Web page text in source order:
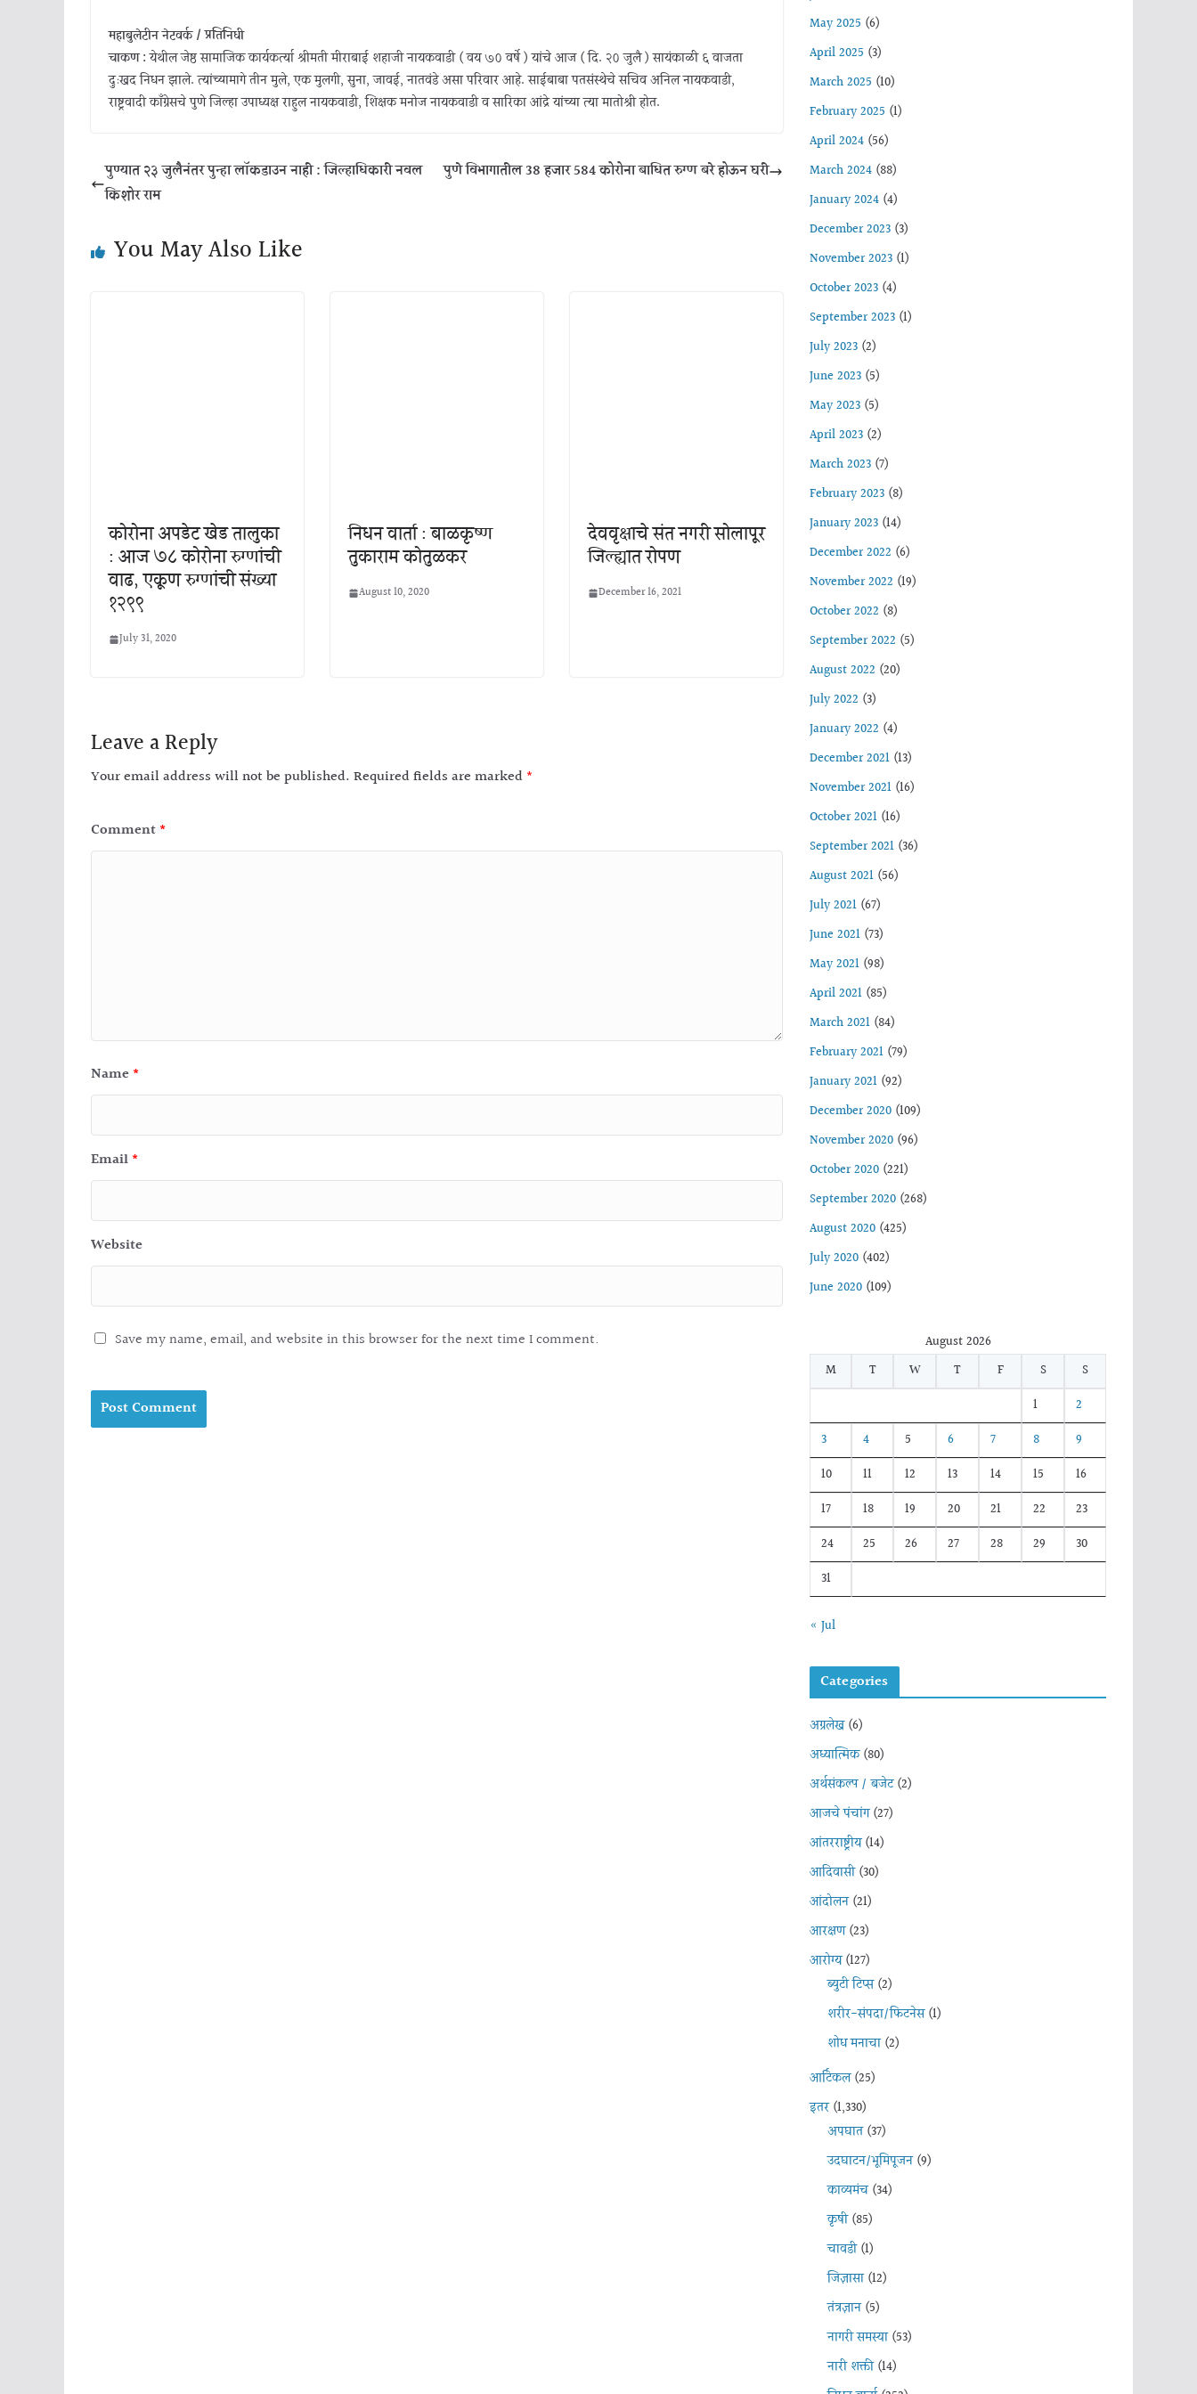
महाबुलेटीन नेटवर्क / प्रतिनिधी
चाकण :येथील जेष्ठ सामाजिक कार्यकर्त्या श्रीमती मीराबाई शहाजी नायकवाडी ( वय ७० वर्षे ) यांचे आज ( दि. २० जुलै ) सायंकाळी ६ वाजता
दुःखद निधन झाले. त्यांच्यामागे तीन मुले, एक मुलगी, सुना, जावई, नातवंडे असा परिवार आहे. साईबाबा पतसंस्थेचे सचिव अनिल नायकवाडी,
राष्ट्रवादी काँग्रेसचे पुणे जिल्हा उपाध्यक्ष राहुल नायकवाडी, शिक्षक मनोज नायकवाडी व सारिका आंद्रे यांच्या त्या मातोश्री होत.
पुण्यात २३ जुलैनंतर पुन्हा लॉकडाउन नाही : जिल्हाधिकारी नवल
किशोर राम
पुणे विभागातील 38 हजार 584 कोरोना बाधित रुग्ण बरे होऊन घरी
You May Also Like
कोरोना अपडेट खेड तालुका
: आज ७८ कोरोना रुग्णांची
वाढ, एकूण रुग्णांची संख्या
१२९९
July 31, 2020
निधन वार्ता : बाळकृष्ण
तुकाराम कोतुळकर
August 10, 2020
देववृक्षाचे संत नगरी सोलापूर
जिल्ह्यात रोपण
December 16, 2021
Leave a Reply
Your email address will not be published. Required fields are marked *
Comment *
Name *
Email *
Website
Save my name, email, and website in this browser for the next time I comment.
May 2025 (6)
April 2025 (3)
March 2025 (10)
February 2025 (1)
April 2024 (56)
March 2024 (88)
January 2024 (4)
December 2023 (3)
November 2023 (1)
October 2023 (4)
September 2023 (1)
July 2023 (2)
June 2023 (5)
May 2023 (5)
April 2023 (2)
March 2023 (7)
February 2023 (8)
January 2023 (14)
December 2022 (6)
November 2022 (19)
October 2022 (8)
September 2022 (5)
August 2022 (20)
July 2022 (3)
January 2022 (4)
December 2021 (13)
November 2021 (16)
October 2021 (16)
September 2021 (36)
August 2021 (56)
July 2021 (67)
June 2021 (73)
May 2021 (98)
April 2021 (85)
March 2021 (84)
February 2021 (79)
January 2021 (92)
December 2020 (109)
November 2020 (96)
October 2020 (221)
September 2020 (268)
August 2020 (425)
July 2020 (402)
June 2020 (109)
August 2026
M
T W T F S
S
1
2
3
4 5 6 7 8
9
10
11 12 13 14 15
16
17
18 19 20 21 22
23
24
25 26 27 28 29
30
31
« Jul
Categories
अग्रलेख(6)
अध्यात्मिक(80)
अर्थसंकल्प / बजेट(2)
आजचे पंचांग(27)
आंतरराष्ट्रीय(14)
आदिवासी(30)
आंदोलन(21)
आरक्षण(23)
आरोग्य(127)
ब्युटी टिप्स(2)
शरीर-संपदा/फिटनेस(1)
शोध मनाचा(2)
आर्टिकल(25)
इतर(1,330)
अपघात(37)
उदघाटन/भूमिपूजन(9)
काव्यमंच(34)
कृषी(85)
चावडी(1)
जिज्ञासा(12)
तंत्रज्ञान(5)
नागरी समस्या(53)
नारी शक्ती(14)